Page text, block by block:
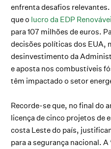
enfrenta desafios
que o lucro da EDP
para 107 milhões de euros.
decisões políticas dos EUA,
desinvestimento da
e aposta nos combustíveis
têm impactado o setor
Recorde-se que, no final do
licença de cinco projetos de
costa Leste do país,
para a segurança nacional. A